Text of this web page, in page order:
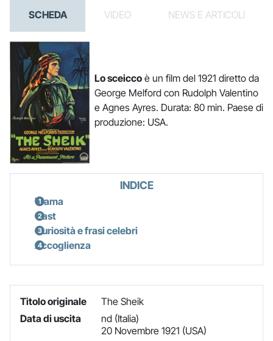
SCHEDA VIDEO NEWS E ARTICOLI
Lo sceiccoè un film del 1921 diretto da
George Melford con Rudolph Valentino
e Agnes Ayres. Durata: 80 min. Paese di
produzione: USA.
INDICE
Trama
Cast
Curiosità e frasi celebri
Accoglienza
Titolo originale
The Sheik
Data di uscita
nd (Italia)
20 Novembre 1921 (USA)